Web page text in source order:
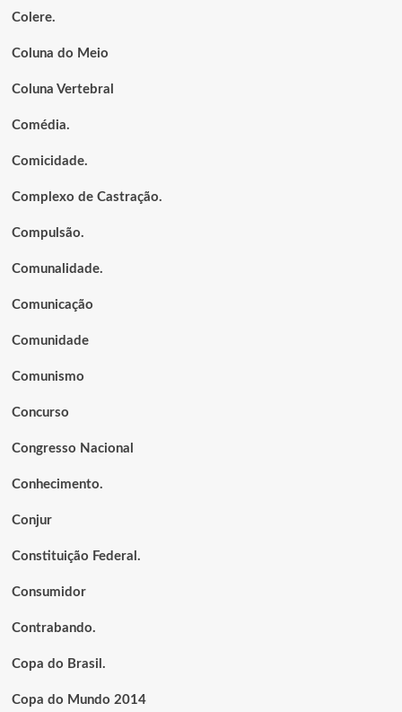
Colere.
Coluna do Meio
Coluna Vertebral
Comédia.
Comicidade.
Complexo de Castração.
Compulsão.
Comunalidade.
Comunicação
Comunidade
Comunismo
Concurso
Congresso Nacional
Conhecimento.
Conjur
Constituição Federal.
Consumidor
Contrabando.
Copa do Brasil.
Copa do Mundo 2014